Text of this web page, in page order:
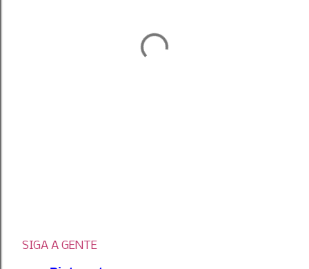
SIGA A GENTE